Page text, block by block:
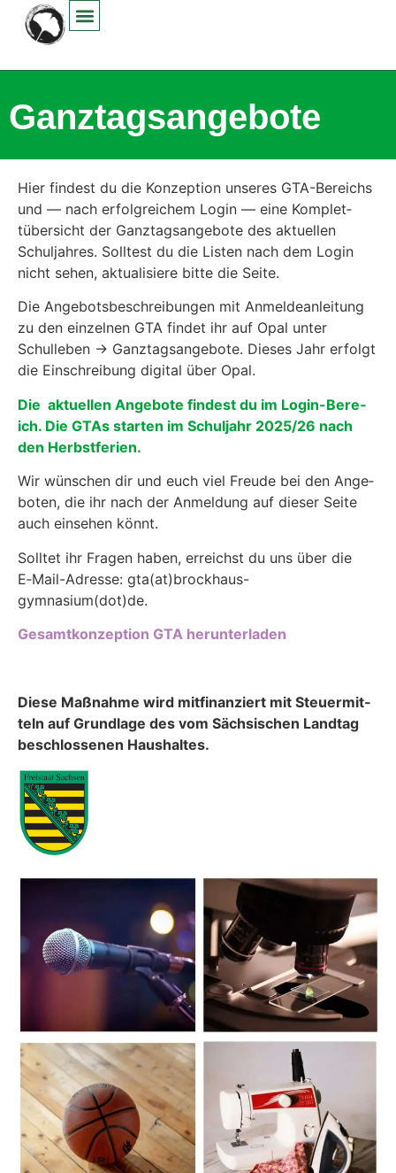
springen
Ganztagsangebote
Hier find­est du die Konzep­tion unseres GTA-Bere­ichs
und — nach erfol­gre­ichem Login — eine Kom­plet­
tüber­sicht der Ganz­tagsange­bote des aktuellen
Schul­jahres. Soll­test du die Lis­ten nach dem Login
nicht sehen, aktu­al­isiere bitte die Seite.
Die Ange­bots­beschrei­bun­gen mit Anmeldean­leitung
zu den einzel­nen GTA find­et ihr auf Opal unter
Schulleben -> Ganz­tagsange­bote. Dieses Jahr erfol­gt
die Ein­schrei­bung dig­i­tal über Opal.
Die aktuellen Ange­bote find­est du im Login-Bere­
ich. Die GTAs starten im Schul­jahr 2025/26 nach
den Herb­st­fe­rien.
Wir wün­schen dir und euch viel Freude bei den Ange­
boten, die ihr nach der Anmel­dung auf dieser Seite
auch ein­se­hen kön­nt.
Soll­tet ihr Fra­gen haben, erre­ichst du uns über die
E‑Mail-Adresse: gta(at)brockhaus-
gymnasium(dot)de.
Gesamtkonzep­tion GTA herun­ter­laden
Diese Maß­nahme wird mit­fi­nanziert mit Steuer­mit­
teln auf Grund­lage des vom Säch­sis­chen Land­tag
beschlosse­nen Haushaltes.